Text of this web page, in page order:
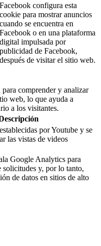
Facebook configura esta
cookie para mostrar anuncios
cuando se encuentra en
Facebook o en una plataforma
digital impulsada por
publicidad de Facebook,
después de visitar el sitio web.
comprender y analizar
web, lo que ayuda a
a los visitantes.
por Youtube y se
las vistas de videos
Google Analytics para
solicitudes y, por lo tanto,
de datos en sitios de alto